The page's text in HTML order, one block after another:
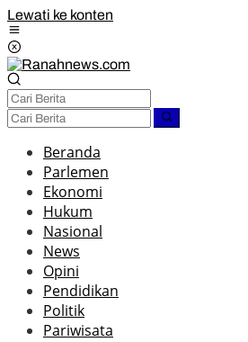
Lewati ke konten
Beranda
Parlemen
Ekonomi
Hukum
Nasional
News
Opini
Pendidikan
Politik
Pariwisata